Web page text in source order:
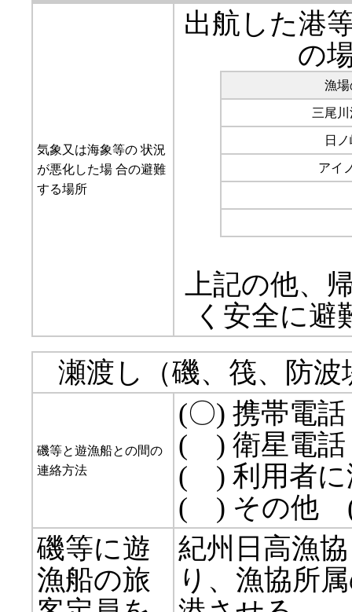
気象又は海象等の 状況
が悪化した場 合の避難
する場所
出航した港
の
漁
三尾
日
アイ
上記の他、
く安全に避
瀬渡し（磯、筏、防
磯等と遊漁船との間の
連絡方法
(〇) 携帯電話
( ) 衛星電話
( ) 利用者に
( ) その
磯等に遊
漁船の旅
紀州日高漁
り、漁協所